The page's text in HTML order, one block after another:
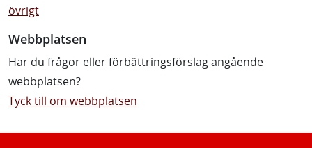
övrigt
Webbplatsen
Har du frågor eller förbättringsförslag angående
webbplatsen?
Tyck till om webbplatsen